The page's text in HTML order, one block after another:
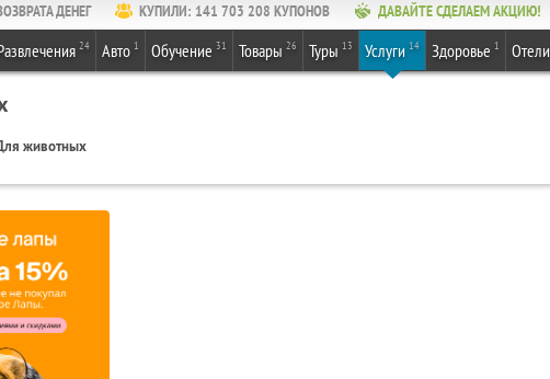
ДЕНЕГ КУПИЛИ: 141 703 208 КУПОНОВ ДАВАЙТЕ СДЕЛАЕМ АКЦИЮ!
24 Авто 1 Обучение 31 Товары 26 Туры 13 Услуги 14 Здоровье 1 Отели
животных